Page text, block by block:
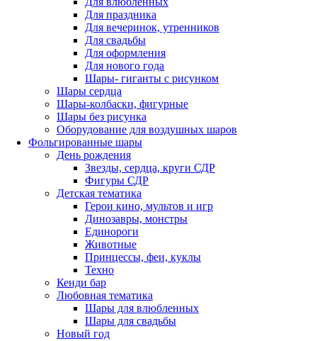
Для праздника
Для вечеринок, утренников
Для свадьбы
Для оформления
Для нового года
Шары- гиганты с рисунком
Шары сердца
Шары-колбаски, фигурные
Шары без рисунка
Оборудование для воздушных шаров
Фольгированные шары
День рождения
Звезды, сердца, круги СДР
Фигуры СДР
Детская тематика
Герои кино, мультов и игр
Динозавры, монстры
Единороги
Животные
Принцессы, феи, куклы
Техно
Кенди бар
Любовная тематика
Шары для влюбленных
Шары для свадьбы
Новый год